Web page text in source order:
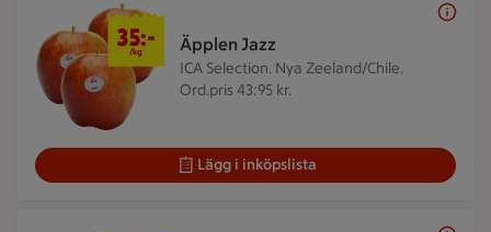
Äpplen Jazz
ICA Selection. Nya Zeeland/Chile.
Ord.pris 43:95 kr.
35 kr/kg
35:-
/kg
Lägg i inköpslista